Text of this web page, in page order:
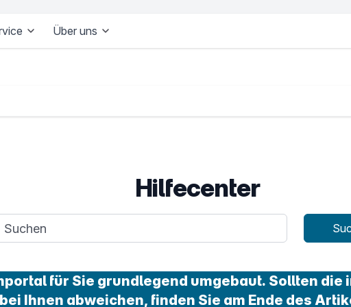
Über uns
Hilfecenter
Suchanfrage
für Sie grundlegend umgebaut. Sollten die
Ihnen abweichen, finden Sie am Ende des